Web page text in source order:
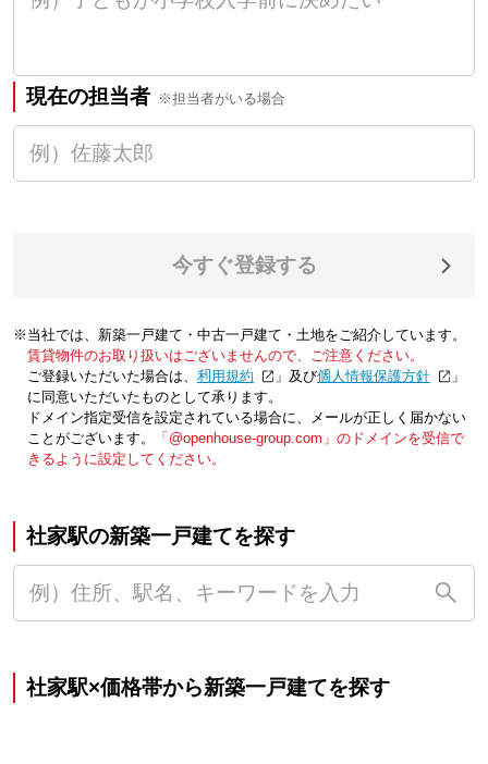
現在の担当者 ※担当者がいる場合
今すぐ登録する
※当社では、新築一戸建て・中古一戸建て・土地をご紹介しています。
賃貸物件のお取り扱いはございませんので、ご注意ください。
ご登録いただいた場合は、「利用規約 」及び「個人情報保護方針
」
に同意いただいたものとして承ります。
ドメイン指定受信を設定されている場合に、メールが正しく届かない
ことがございます。
「@openhouse-group.com」のドメインを受信で
きるように設定してください。
社家駅の新築一戸建てを探す
社家駅×価格帯から新築一戸建てを探す